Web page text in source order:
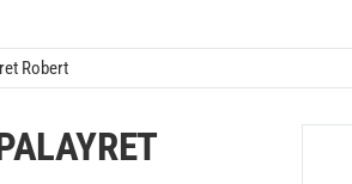
Robert